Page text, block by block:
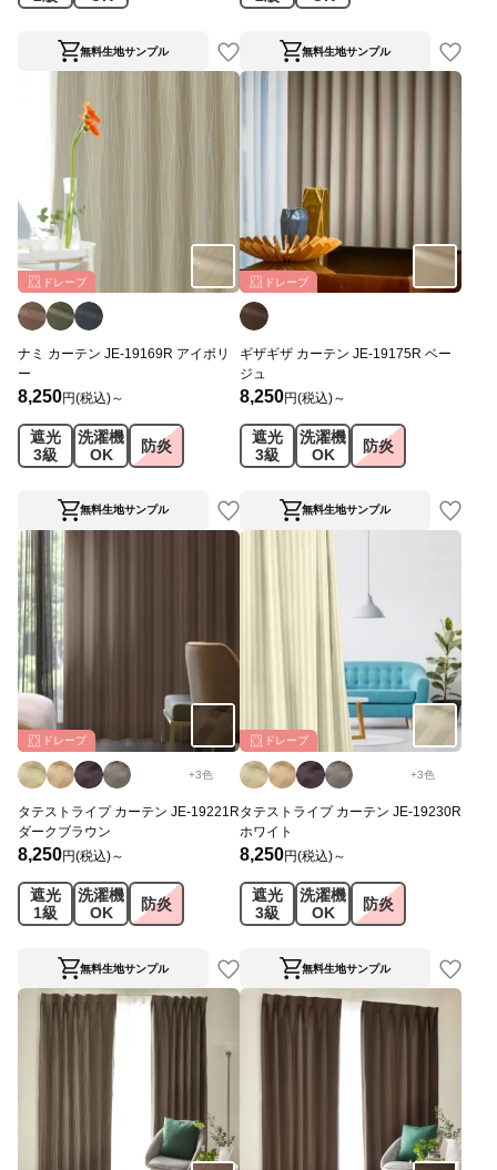
無料生地サンプル 無料生地サンプル
ドレープ
ナミ カーテン JE-19169R アイボリ
ー
8,250円(税込)～
遮光
3級
洗濯機
OK
防炎
無料生地サンプル
ドレープ
ギザギザ カーテン JE-19175R ベー
ジュ
8,250円(税込)～
遮光
3級
洗濯機
OK
防炎
無料生地サンプル
ドレープ
+3色
タテストライプ カーテン JE-19221R
ダークブラウン
8,250円(税込)～
遮光
1級
洗濯機
OK
防炎
無料生地サンプル
ドレープ
+3色
タテストライプ カーテン JE-19230R
ホワイト
8,250円(税込)～
遮光
3級
洗濯機
OK
防炎
無料生地サンプル